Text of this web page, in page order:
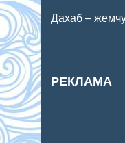
Дахаб –
РЕКЛАМА